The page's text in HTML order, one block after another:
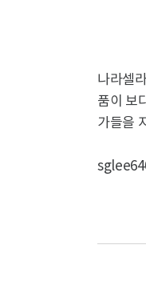
나라셀
품이 보
가들을